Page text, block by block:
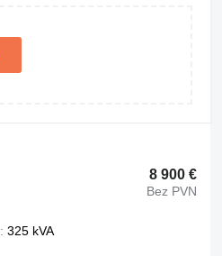
8 900 €
Bez PVN
325 kVA